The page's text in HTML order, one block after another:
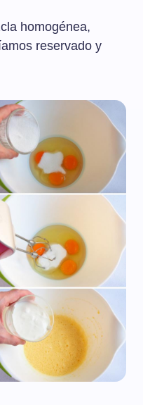
homogénea,
reservado y